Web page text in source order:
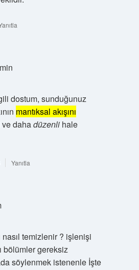
dostum, sunduğunuz
mantıksal akışını
dahadüzenlihale
Yanıtla
nasıl temizlenir ? işlenişi
bölümler gereksiz
söylenmek istenenle İşte